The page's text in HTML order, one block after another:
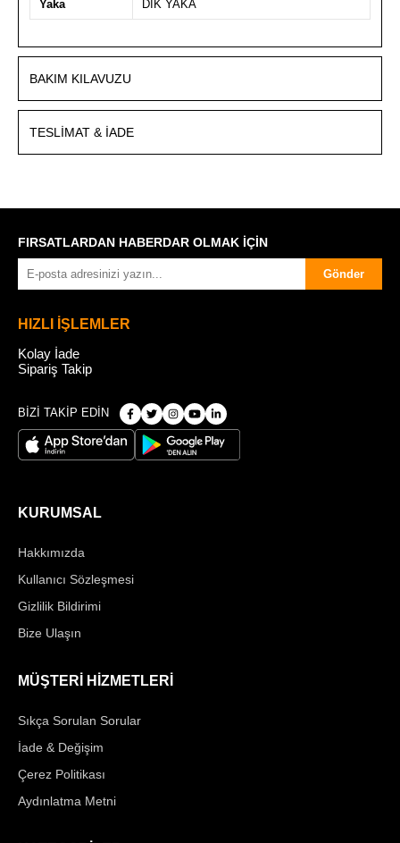
Yaka DİK YAKA
BAKIM KILAVUZU
TESLIMAT & İADE
FIRSATLARDAN HABERDAR OLMAK İÇİN
Gönder
HIZLI İŞLEMLER
Kolay İade
Sipariş Takip
BİZİ TAKİP EDİN
KURUMSAL
Hakkımızda
Kullanıcı Sözleşmesi
Gizlilik Bildirimi
Bize Ulaşın
MÜŞTERİ HİZMETLERİ
Sıkça Sorulan Sorular
İade & Değişim
Çerez Politikası
Aydınlatma Metni